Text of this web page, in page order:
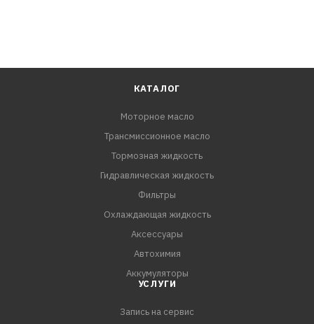
КАТАЛОГ
Моторное масло
Трансмиссионное масло
Тормозная жидкость
Гидравлическая жидкость
Фильтры
Охлаждающая жидкость
Аксессуары
Автохимия
Аккумуляторы
УСЛУГИ
Запись на сервис